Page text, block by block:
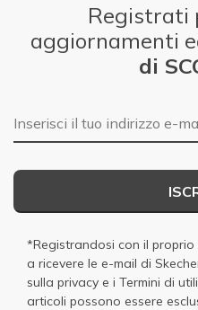
Registrati
aggiornamenti
di
E-mail
*Registrandosi con il
a ricevere le e-mail di
sulla privacy e i Termini di
articoli possono essere